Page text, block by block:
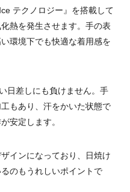
テクノロジー』を搭載して
熱を発生させます。手の表
環境下でも快適な着用感を
日差しにも負けません。手
もあり、汗をかいた状態で
安定します。
インになっており、日焼け
のもうれしいポイントで